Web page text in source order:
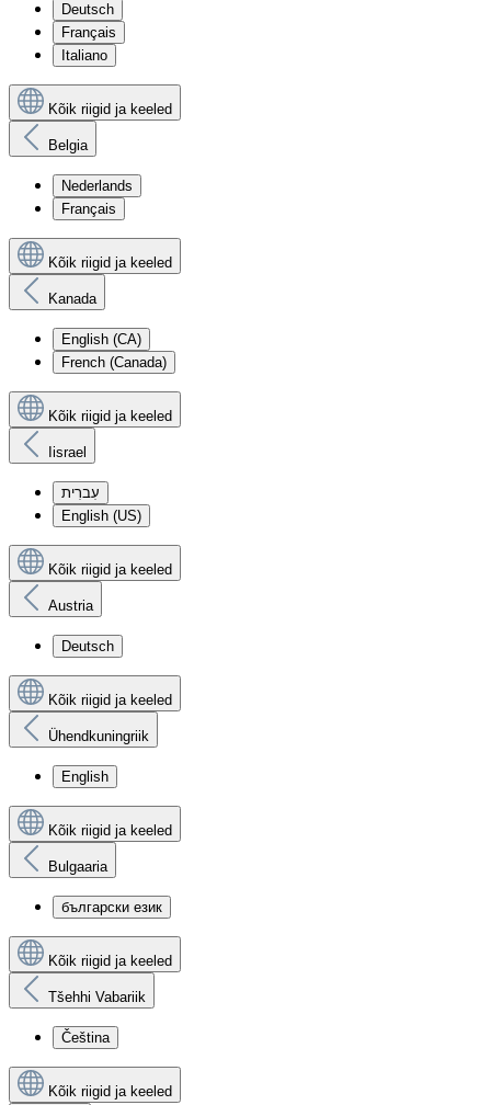
Deutsch
Français
Italiano
Kõik riigid ja keeled
Belgia
Nederlands
Français
Kõik riigid ja keeled
Kanada
English (CA)
French (Canada)
Kõik riigid ja keeled
Iisrael
עִברִית
English (US)
Kõik riigid ja keeled
Austria
Deutsch
Kõik riigid ja keeled
Ühendkuningriik
English
Kõik riigid ja keeled
Bulgaaria
български език
Kõik riigid ja keeled
Tšehhi Vabariik
Čeština
Kõik riigid ja keeled